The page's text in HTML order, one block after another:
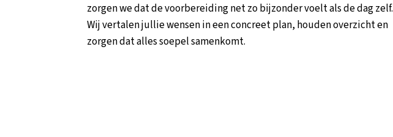
zorgen we dat de voorbereiding net zo bijzonder voelt als de dag zelf.
Wij vertalen jullie wensen in een concreet plan, houden overzicht en
zorgen dat alles soepel samenkomt.